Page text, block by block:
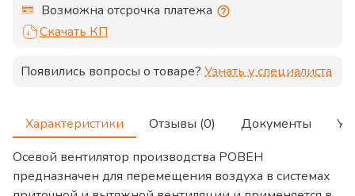
Возможна отсрочка платежа
Скачать КП
Появились вопросы о товаре? Узнать у специалиста
Характеристики Отзывы (0) Документы
Осевой вентилятор производства РОВЕН
предназначен для перемещения воздуха в системах